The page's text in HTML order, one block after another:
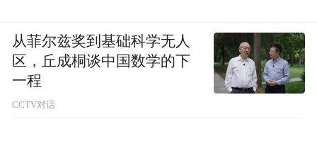
从菲尔兹奖到基础科学无人
区，丘成桐谈中国数学的下
一程
CCTV对话